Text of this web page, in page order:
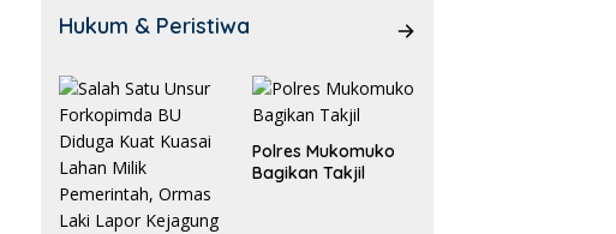
Hukum & Peristiwa
Polres Mukomuko
Bagikan Takjil